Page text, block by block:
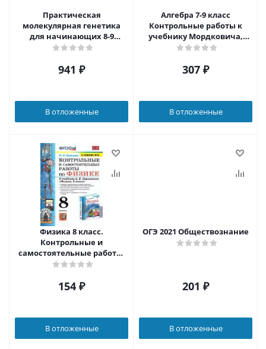
Практическая
молекулярная генетика
для начинающих 8-9
классы
941 ₽
В отложенные
Алгебра 7-9 класс
Контрольные работы к
учебнику Мордковича,
Николаева (углубленный
307 ₽
В отложенные
Физика 8 класс.
Контрольные и
самостоятельные работы.
ФГОС
154 ₽
В отложенные
ОГЭ 2021 Обществознание
201 ₽
В отложенные